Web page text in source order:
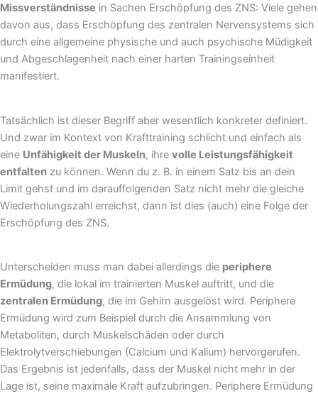
Missverständnisse in Sachen Erschöpfung des ZNS: Viele gehen
davon aus, dass Erschöpfung des zentralen Nervensystems sich
durch eine allgemeine physische und auch psychische Müdigkeit
und Abgeschlagenheit nach einer harten Trainingseinheit
manifestiert.
Tatsächlich ist dieser Begriff aber wesentlich konkreter definiert.
Und zwar im Kontext von Krafttraining schlicht und einfach als
eine Unfähigkeit der Muskeln, ihre volle Leistungsfähigkeit
entfalten zu können. Wenn du z. B. in einem Satz bis an dein
Limit gehst und im darauffolgenden Satz nicht mehr die gleiche
Wiederholungszahl erreichst, dann ist dies (auch) eine Folge der
Erschöpfung des ZNS.
Unterscheiden muss man dabei allerdings die periphere
Ermüdung, die lokal im trainierten Muskel auftritt, und die
zentralen Ermüdung, die im Gehirn ausgelöst wird. Periphere
Ermüdung wird zum Beispiel durch die Ansammlung von
Metaboliten, durch Muskelschäden oder durch
Elektrolytverschiebungen (Calcium und Kalium) hervorgerufen.
Das Ergebnis ist jedenfalls, dass der Muskel nicht mehr in der
Lage ist, seine maximale Kraft aufzubringen. Periphere Ermüdung